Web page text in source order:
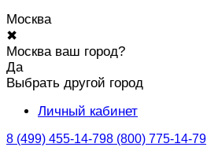
Москва
✖
Москва ваш город?
Да
Выбрать другой город
Личный кабинет
8 (499) 455-14-798 (800) 775-14-79